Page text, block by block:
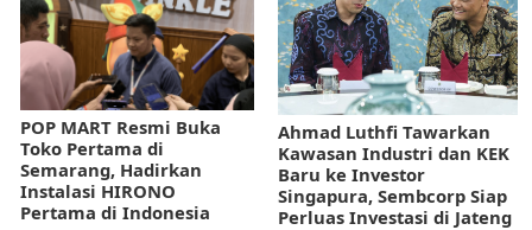
POP MART Resmi Buka
Toko Pertama di
Semarang, Hadirkan
Instalasi HIRONO
Pertama di Indonesia
Ahmad Luthfi Tawarkan
Kawasan Industri dan KEK
Baru ke Investor
Singapura, Sembcorp Siap
Perluas Investasi di Jateng